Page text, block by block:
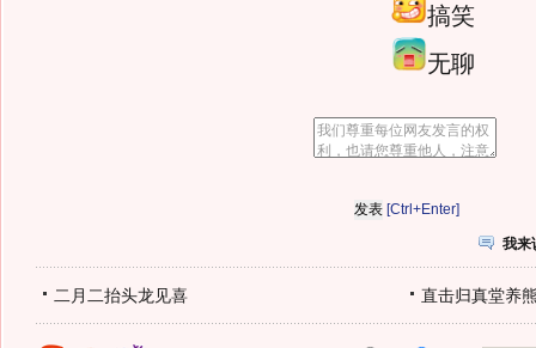
搞笑
无聊
[Ctrl+Enter]
我来
二月二抬头龙见喜 直击归真堂养